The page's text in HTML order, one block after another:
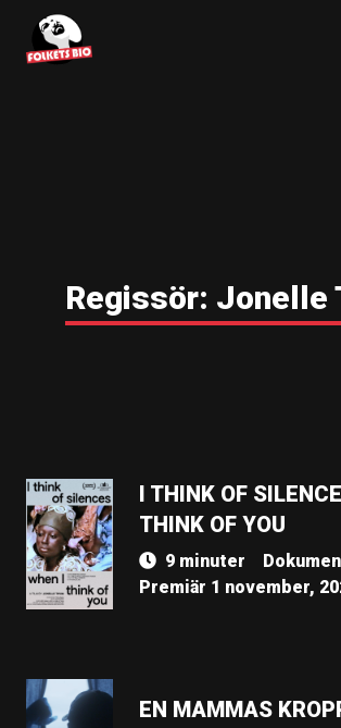
Regissör: Jonelle
I THINK OF
THINK OF YOU
9 minuter
Premiär 1 november,
EN MAMMAS